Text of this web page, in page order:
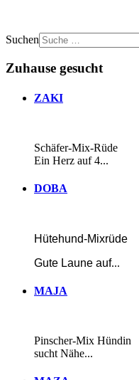
Suchen
Zuhause gesucht
ZAKI
Schäfer-Mix-Rüde
Ein Herz auf 4...
DOBA
Hütehund-Mixrüde
Gute Laune auf...
MAJA
Pinscher-Mix Hündin
sucht Nähe...